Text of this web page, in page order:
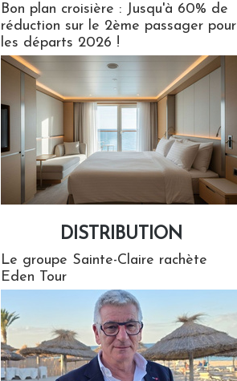
Bon plan croisière : Jusqu'à 60% de
réduction sur le 2ème passager pour
les départs 2026 !
DISTRIBUTION
Le groupe Sainte-Claire rachète
Eden Tour